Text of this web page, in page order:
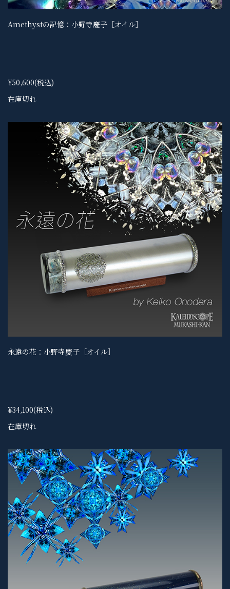
Amethystの記憶：小野寺慶子［オイル］
¥50,600(税込)
在庫切れ
永遠の花：小野寺慶子［オイル］
¥34,100(税込)
在庫切れ